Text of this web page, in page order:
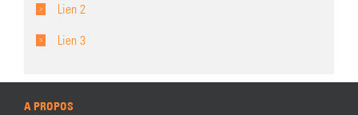
Lien 2
Lien 3
A PROPOS